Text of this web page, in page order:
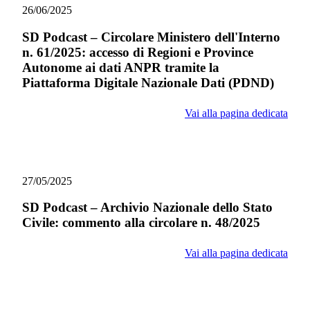
26/06/2025
SD Podcast – Circolare Ministero dell'Interno
n. 61/2025: accesso di Regioni e Province
Autonome ai dati ANPR tramite la
Piattaforma Digitale Nazionale Dati (PDND)
Vai alla pagina dedicata
27/05/2025
SD Podcast – Archivio Nazionale dello Stato
Civile: commento alla circolare n. 48/2025
Vai alla pagina dedicata